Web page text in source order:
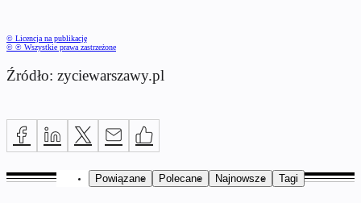
© Licencja na publikację
© ℗ Wszystkie prawa zastrzeżone
Źródło: zyciewarszawy.pl
Powiązane Polecane Najnowsze Tagi